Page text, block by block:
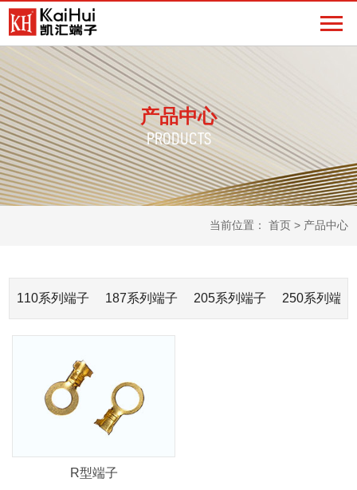
产品中心
PRODUCTS
当前位置： 首页> 产品中心
110系列端子 187系列端子 205系列端子 250系列端子
R型端子